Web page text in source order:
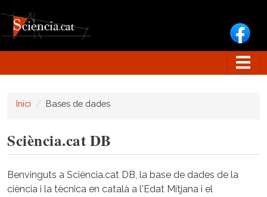
Inici Bases de dades
Sciència.cat DB
Benvinguts a Sciència.cat DB, la base de dades de la
ciència i la tècnica en català a l'Edat Mitjana i el